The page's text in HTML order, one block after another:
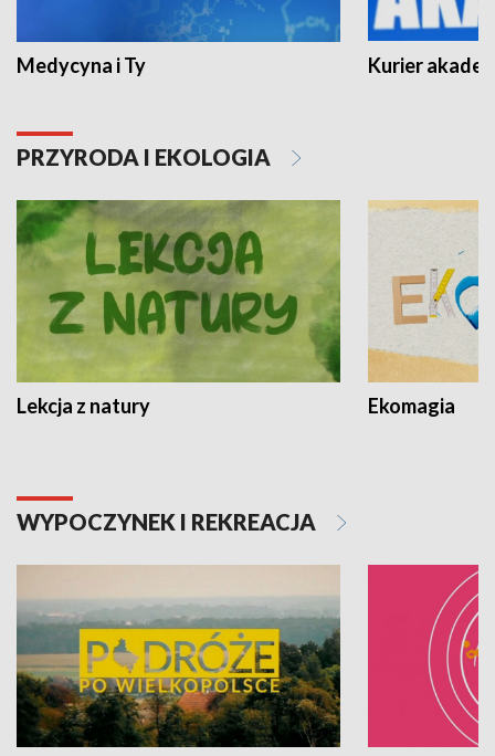
Medycyna i Ty Kurier
PRZYRODA I EKOLOGIA
Lekcja z natury Ekomagia
WYPOCZYNEK I REKREACJA